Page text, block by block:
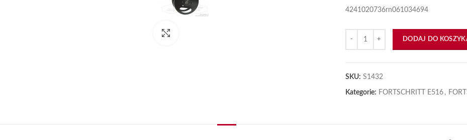
4241020736rn061034694
DODAJ DO
SKU: S1432
Kategorie: FORTSCHRITT E516 ,